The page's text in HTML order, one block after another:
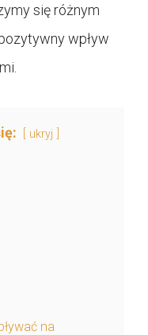
się różnym
wpływ
ukryj
na